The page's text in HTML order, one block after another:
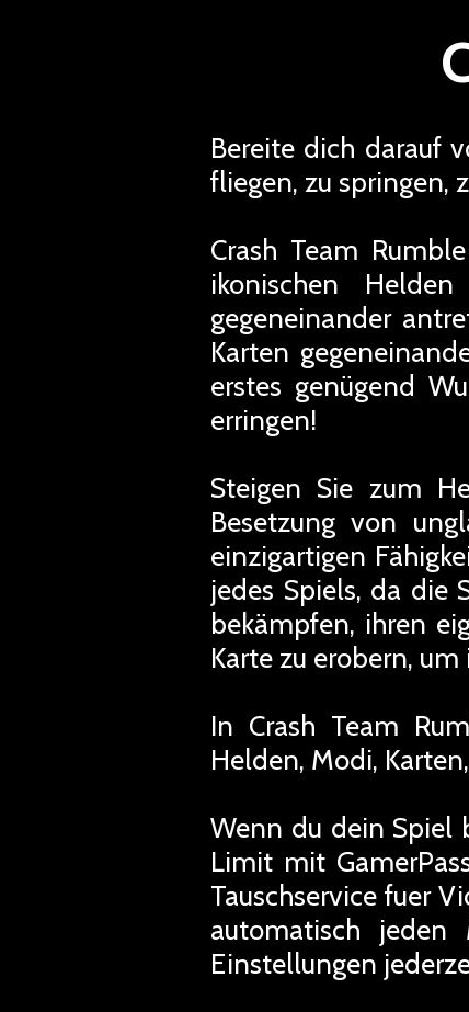
Bereite dich darauf
fliegen, zu springen,
Crash Team
ikonischen
gegeneinander
Karten
erstes genügend
erringen!
Steigen Sie zum
Besetzung von
einzigartigen
jedes Spiels, da die
bekämpfen, ihren
Karte zu erobern,
In Crash Team
Helden, Modi,
Wenn du dein Spiel
Limit mit
Tauschservice fuer
automatisch
Einstellungen